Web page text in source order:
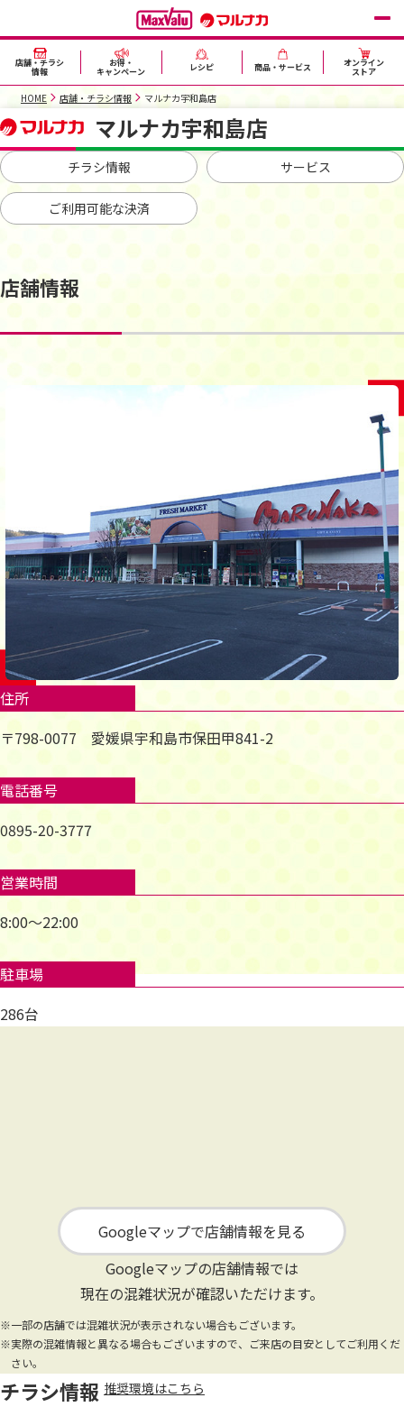
店舗・チラシ
情報
お得・
キャンペーン レシピ 商品・サービス オンライン
ストア
HOME 店舗・チラシ情報 マルナカ宇和島店
マルナカ宇和島店
チラシ情報 サービス
ご利用可能な決済
店舗情報
住所
〒798-0077 愛媛県宇和島市保田甲841-2
電話番号
0895-20-3777
営業時間
8:00～22:00
駐車場
286台
Googleマップで店舗情報を見る
Googleマップの店舗情報では
現在の混雑状況が確認いただけます。
※一部の店舗では混雑状況が表示されない場合もございます。
※実際の混雑情報と異なる場合もございますので、ご来店の目安としてご利用くだ
さい。
チラシ情報 推奨環境はこちら